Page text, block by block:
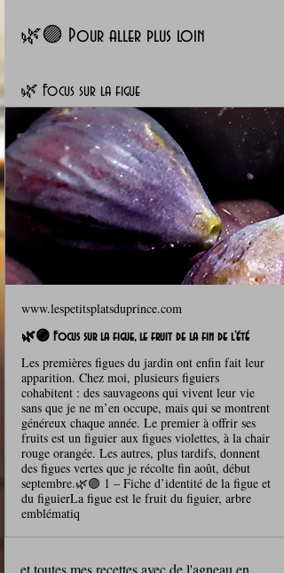
🌿🟣 Pour aller plus loin
🌿 Focus sur la figue
www.lespetitsplatsduprince.com
🌿🟣 Focus sur la figue, le fruit de la fin de l’été
Les premières figues du jardin ont enfin fait leur
apparition. Chez moi, plusieurs figuiers
cohabitent : des sauvageons qui vivent leur vie
sans que je ne m’en occupe, mais qui se montrent
généreux chaque année. Le premier à offrir ses
fruits est un figuier aux figues violettes, à la chair
rouge orangée. Les autres, plus tardifs, donnent
des figues vertes que je récolte fin août, début
septembre.🌿🟣 1 – Fiche d’identité de la figue et
du figuierLa figue est le fruit du figuier, arbre
emblématiq
et toutes mes recettes avec de l'agneau en